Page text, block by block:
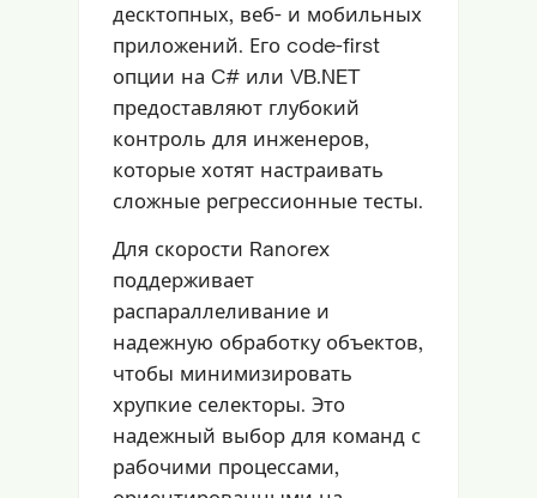
десктопных, веб- и мобильных
приложений. Его code-first
опции на C# или VB.NET
предоставляют глубокий
контроль для инженеров,
которые хотят настраивать
сложные регрессионные тесты.
Для скорости Ranorex
поддерживает
распараллеливание и
надежную обработку объектов,
чтобы минимизировать
хрупкие селекторы. Это
надежный выбор для команд с
рабочими процессами,